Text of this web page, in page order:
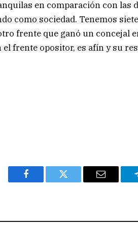
en comparación con las
como sociedad. Tenemos
frente que ganó un concejal
frente opositor, es afín y su
Facebook Twitter Email